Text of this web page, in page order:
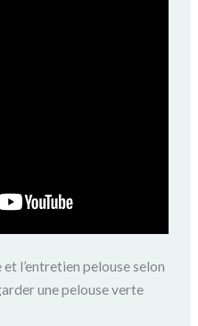
l’entretien pelouse selon
une pelouse verte